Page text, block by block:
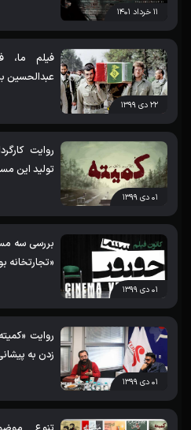
۱۱ خرداد ۱۴۰۱
۲۲ دی ۱۳۹۹
فیلم ما،
عبدالحسین
۰۱ دی ۱۳۹۹
روایت
تولید این
۰۱ دی ۱۳۹۹
بررسی سه
«تجارتخانه
۰۱ دی ۱۳۹۹
روایت
زدن به